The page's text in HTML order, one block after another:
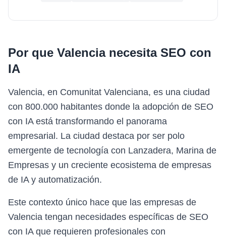
Por que Valencianecesita SEO con
IA
Valencia, en Comunitat Valenciana, es una ciudad
con 800.000 habitantes donde la adopción de SEO
con IA está transformando el panorama
empresarial. La ciudad destaca por ser polo
emergente de tecnología con Lanzadera, Marina de
Empresas y un creciente ecosistema de empresas
de IA y automatización.
Este contexto único hace que las empresas de
Valencia tengan necesidades específicas de SEO
con IA que requieren profesionales con